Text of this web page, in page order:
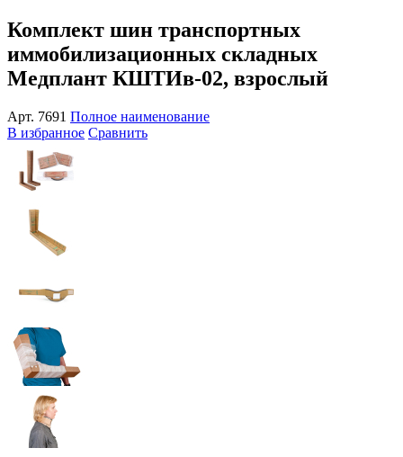
Комплект шин транспортных
иммобилизационных складных
Медплант КШТИв-02, взрослый
Арт. 7691 Полное наименование
В избранное Сравнить